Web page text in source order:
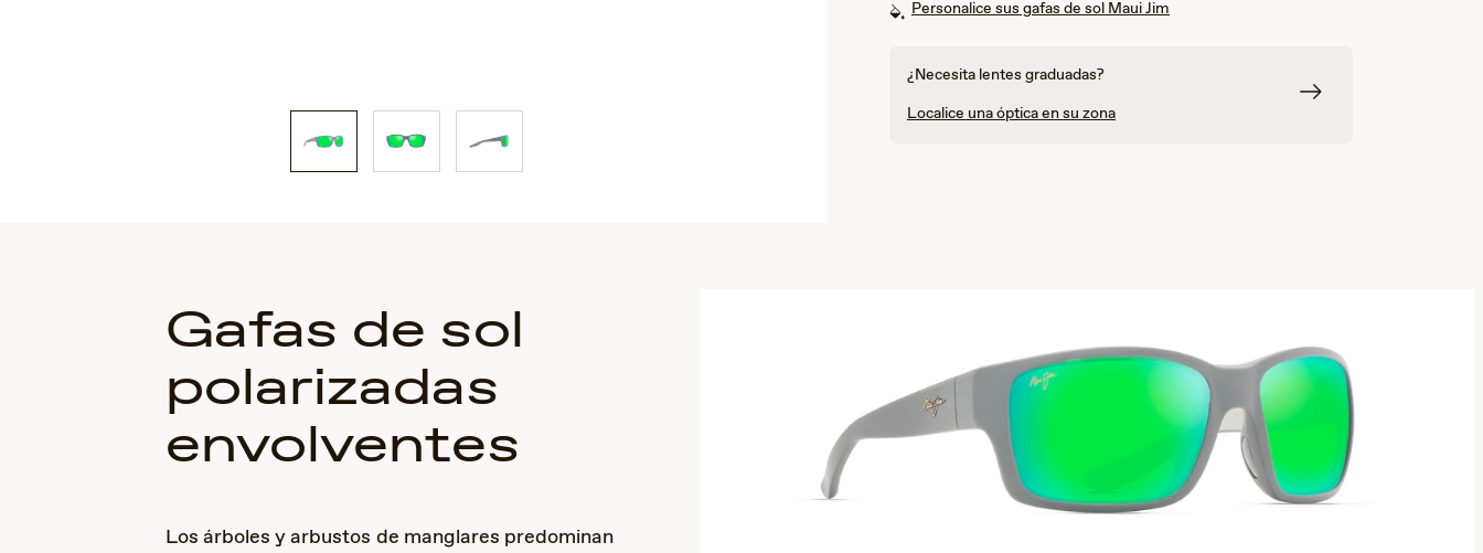
Personalice sus gafas de sol Maui Jim
¿Necesita lentes graduadas?
Localice una óptica en su zona
Gafas de sol
polarizadas
envolventes
Los árboles y arbustos de manglares predominan